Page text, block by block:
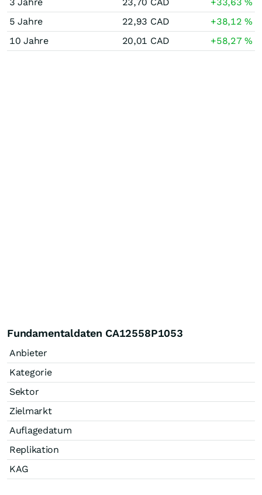
5 Jahre
22,93 CAD +38,12%
10 Jahre
20,01 CAD +58,27%
Fundamentaldaten CA12558P1053
Anbieter
Kategorie
Sektor
Zielmarkt
Auflagedatum
Replikation
KAG